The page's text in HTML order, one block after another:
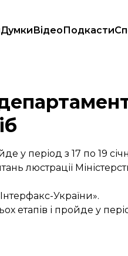
ДумкиВідеоПодкасти
12 осіб
у період з 17 по 19
люстрації
України».
етапів і пройде у